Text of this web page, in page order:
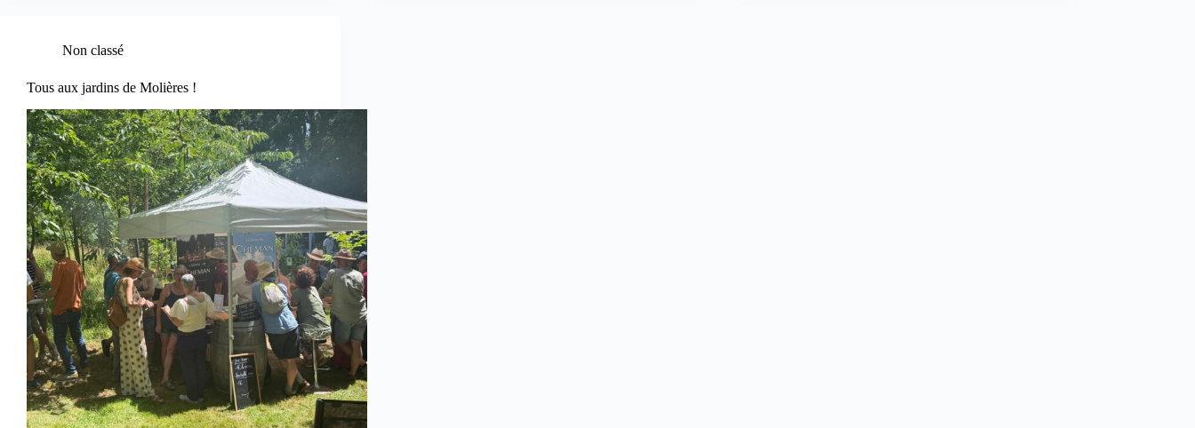
Non classé
Tous aux jardins de Molières !